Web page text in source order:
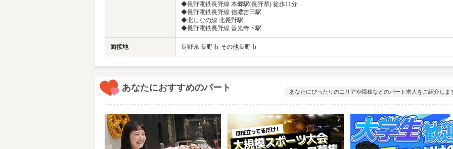
◆長野電鉄長野線 本郷駅(長野県) 徒歩11分
◆長野電鉄長野線 信濃吉田駅
◆北しなの線 北長野駅
◆長野電鉄長野線 善光寺下駅
面接地 長野県 長野市 その他長野市
あなたにおすすめのパート あなたにぴったりのエリアや職種などのパート求人をご紹介しま